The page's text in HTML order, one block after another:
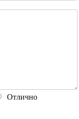
Отлично